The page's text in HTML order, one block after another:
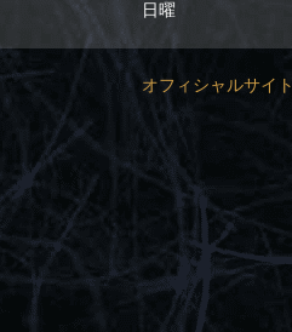
日曜
オフィシャルサイト